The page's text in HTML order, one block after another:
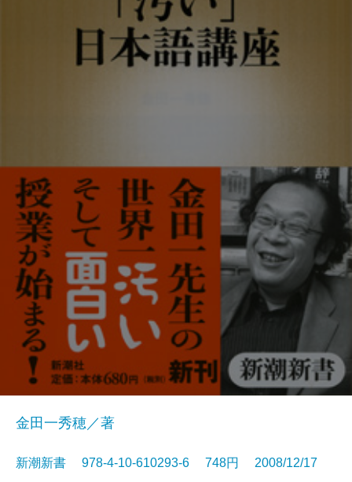
金田一秀穂／著
新潮新書 978-4-10-610293-6 748円 2008/12/17